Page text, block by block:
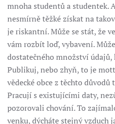
mnoha studentů a studentek.
nesmírně těžké získat na
je riskantní. Může se stát, že
vám rozbít loď, vybavení.
dostatečného množství
Publikuj, nebo zhyň, to je
vědecké obce z těchto
Pracují s existujícími daty,
pozorovali chování. To
venku, dýcháte stejný vzduch